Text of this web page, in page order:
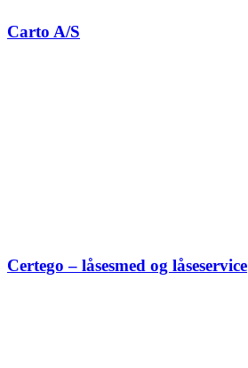
Carto A/S
Certego – låsesmed og låseservice